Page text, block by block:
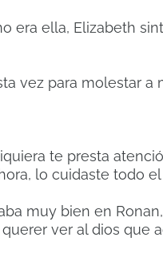
era ella, Elizabeth
vez para molestar a
te presta
lo cuidaste todo el
muy bien en
ver al dios que